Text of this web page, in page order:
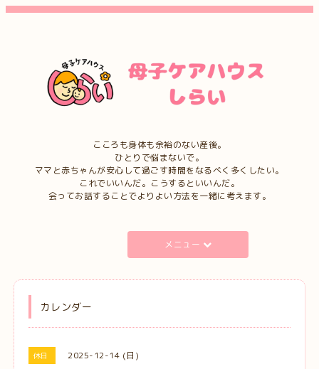
こころも身体も余裕のない産後。
ひとりで悩まないで。
ママと赤ちゃんが安心して過ごす時間をなるべく多くしたい。
これでいいんだ。こうするといいんだ。
会ってお話することでよりよい方法を一緒に考えます。
メニュー
カレンダー
休日 2025-12-14 (日)